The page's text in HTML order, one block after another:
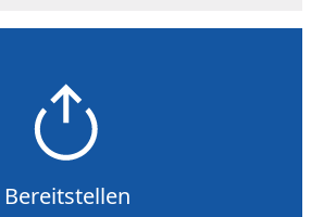
Bereitstellen